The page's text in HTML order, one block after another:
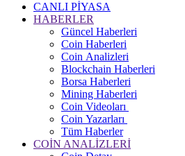
CANLI PİYASA
HABERLER
Güncel Haberleri
Coin Haberleri
Coin Analizleri
Blockchain Haberleri
Borsa Haberleri
Mining Haberleri
Coin Videoları
Coin Yazarları
Tüm Haberler
COİN ANALİZLERİ